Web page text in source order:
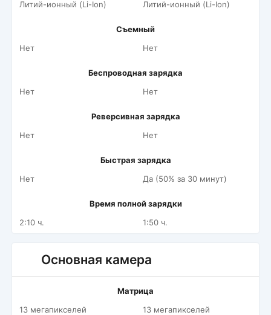
Литий-ионный (Li-Ion) Литий-ионный (Li-Ion)
Съемный
Нет
Нет
Беспроводная зарядка
Нет
Нет
Реверсивная зарядка
Нет
Нет
Быстрая зарядка
Нет
Да (50% за 30 минут)
Время полной зарядки
2:10 ч.
1:50 ч.
Основная камера
Матрица
13 мегапикселей
13 мегапикселей